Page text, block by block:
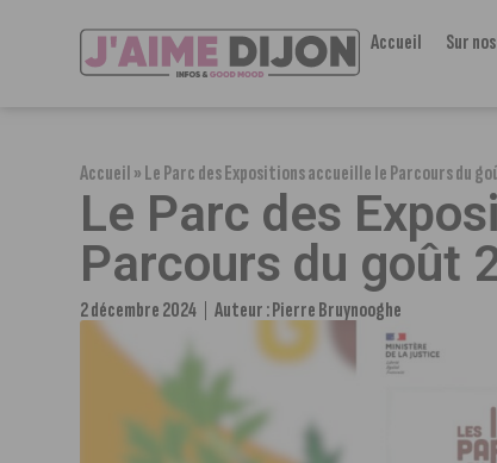
Accueil Sur
Accueil»Le Parc des Expositions accueille le Parcours du
Le Parc des
Parcours du goût
2 décembre 2024 Auteur :Pierre Bruynooghe